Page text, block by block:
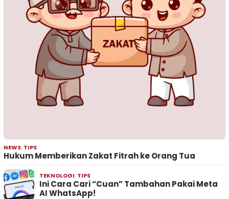
NEWS, TIPS
Hukum Memberikan Zakat Fitrah ke Orang Tua
TEKNOLOGI, TIPS
Ini Cara Cari “Cuan” Tambahan Pakai Meta
AI WhatsApp!